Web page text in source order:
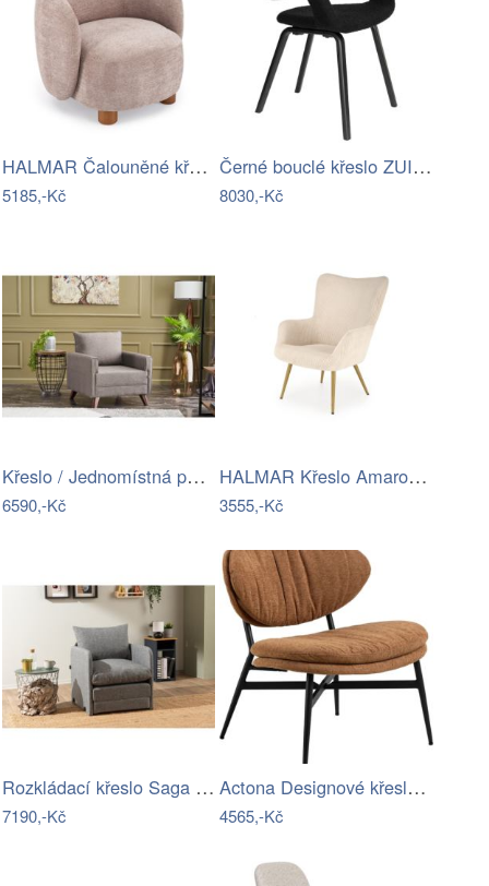
HALMAR Čalouněné křeslo BAKER z masivu…
5185,-Kč
Černé bouclé křeslo ZUIVER FLEXBACK
8030,-Kč
Křeslo / Jednomístná pohovka Bella…
6590,-Kč
HALMAR Křeslo Amaro béžové
3555,-Kč
Rozkládací křeslo Saga Single - Light…
7190,-Kč
Actona Designové křeslo Burma lounge…
4565,-Kč